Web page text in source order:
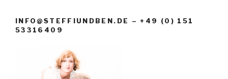
INFO@STEFFIUNDBEN.DE – +49 (0) 151
53316409